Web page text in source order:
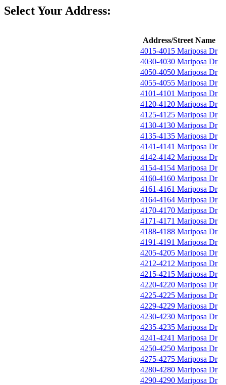
Select Your Address:
Address/Street Name
4015-4015 Mariposa Dr
4030-4030 Mariposa Dr
4050-4050 Mariposa Dr
4055-4055 Mariposa Dr
4101-4101 Mariposa Dr
4120-4120 Mariposa Dr
4125-4125 Mariposa Dr
4130-4130 Mariposa Dr
4135-4135 Mariposa Dr
4141-4141 Mariposa Dr
4142-4142 Mariposa Dr
4154-4154 Mariposa Dr
4160-4160 Mariposa Dr
4161-4161 Mariposa Dr
4164-4164 Mariposa Dr
4170-4170 Mariposa Dr
4171-4171 Mariposa Dr
4188-4188 Mariposa Dr
4191-4191 Mariposa Dr
4205-4205 Mariposa Dr
4212-4212 Mariposa Dr
4215-4215 Mariposa Dr
4220-4220 Mariposa Dr
4225-4225 Mariposa Dr
4229-4229 Mariposa Dr
4230-4230 Mariposa Dr
4235-4235 Mariposa Dr
4241-4241 Mariposa Dr
4250-4250 Mariposa Dr
4275-4275 Mariposa Dr
4280-4280 Mariposa Dr
4290-4290 Mariposa Dr